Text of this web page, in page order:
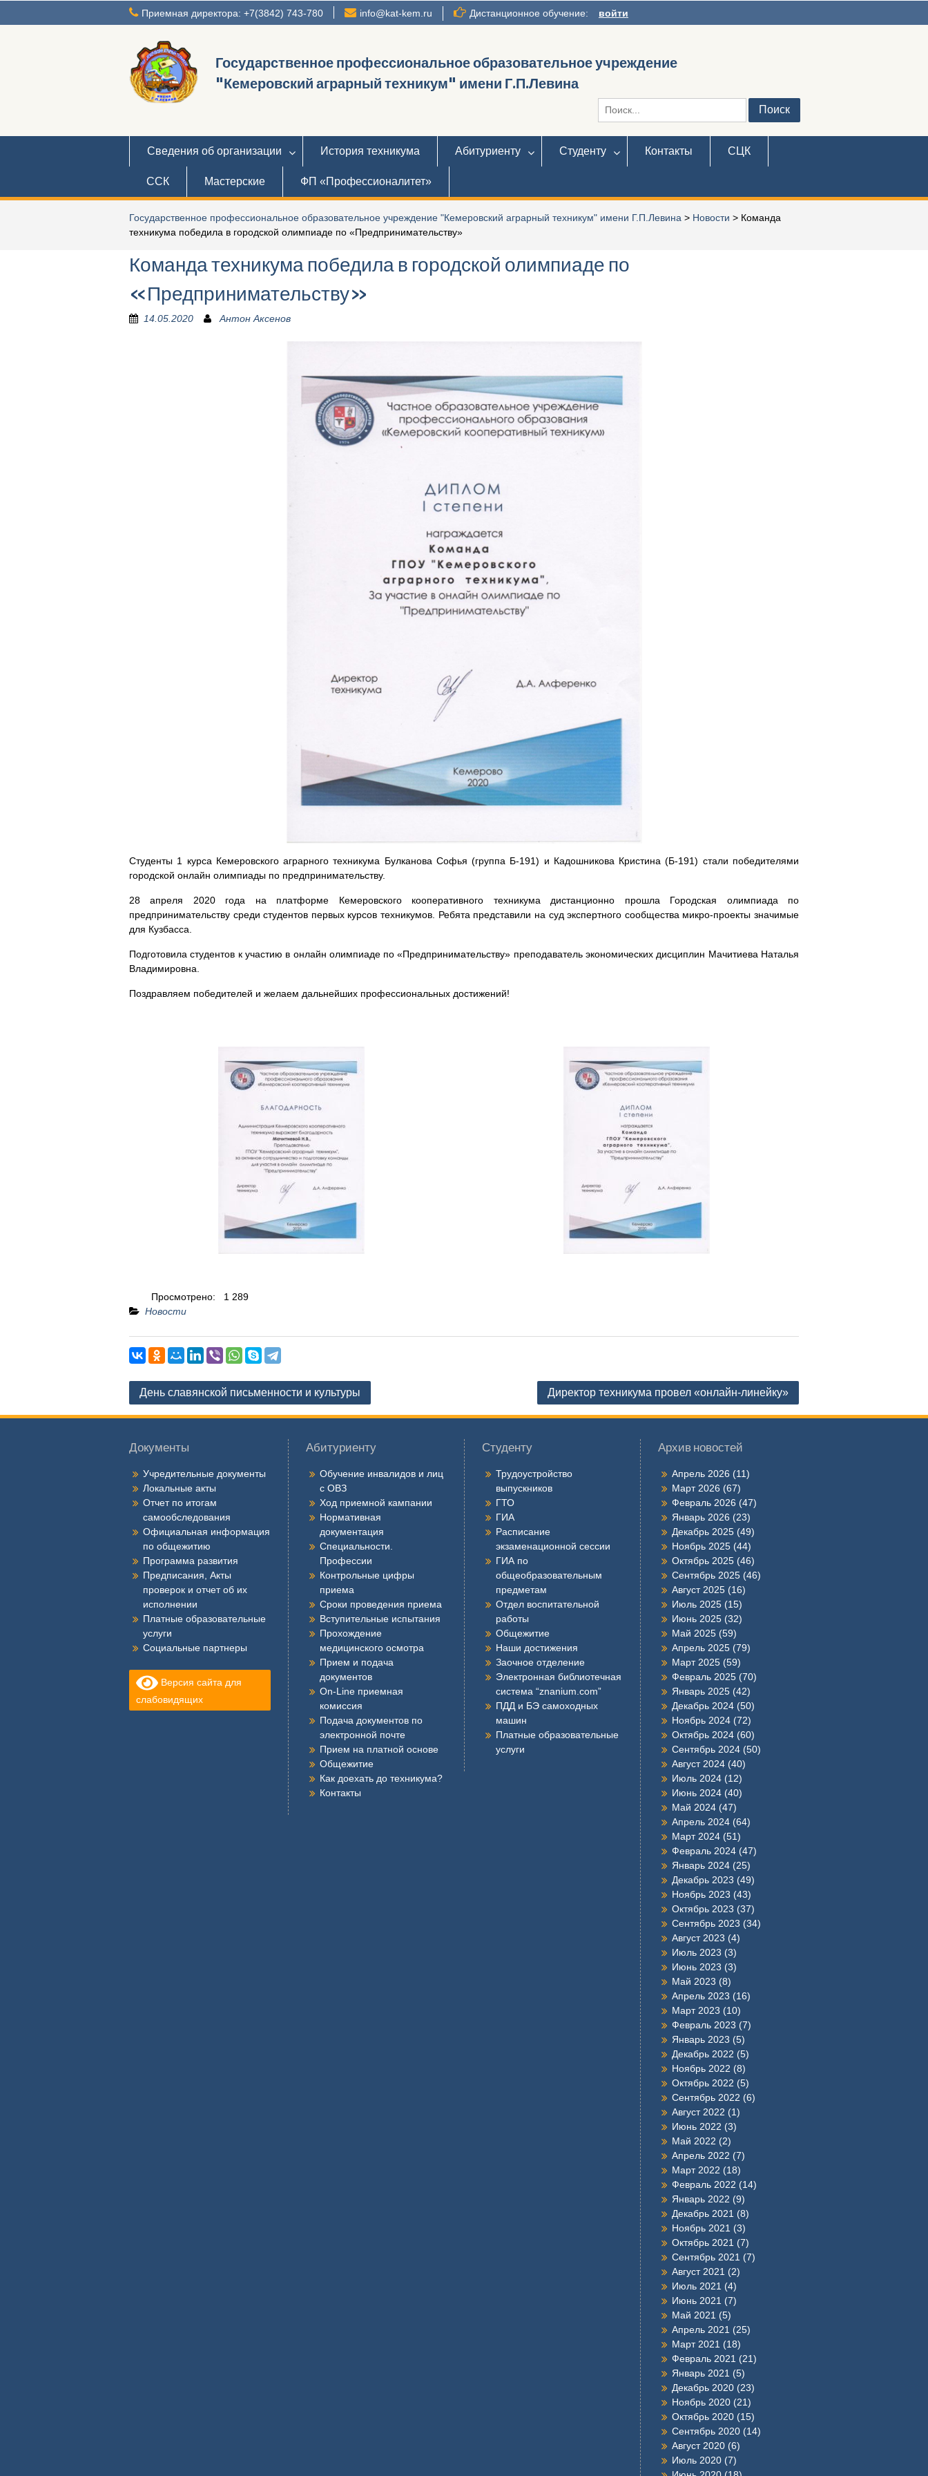
Приемная директора: +7(3842) 743-780 info@kat-kem.ru Дистанционное обучение: войти
Государственное профессиональное образовательное учреждение
"Кемеровский аграрный техникум" имени Г.П.Левина
Искать:
Сведения об организации История техникума Абитуриенту Студенту Контакты СЦК
ССК Мастерские ФП «Профессионалитет»
Государственное профессиональное образовательное учреждение "Кемеровский аграрный техникум" имени Г.П.Левина > Новости > Команда
техникума победила в городской олимпиаде по «Предпринимательству»
Команда техникума победила в городской олимпиаде по
«Предпринимательству»
14.05.2020 Антон Аксенов
Студенты 1 курса Кемеровского аграрного техникума Булканова Софья (группа Б-191) и Кадошникова Кристина (Б-191) стали победителями
городской онлайн олимпиады по предпринимательству.
28 апреля 2020 года на платформе Кемеровского кооперативного техникума дистанционно прошла Городская олимпиада по
предпринимательству среди студентов первых курсов техникумов. Ребята представили на суд экспертного сообщества микро-проекты значимые
для Кузбасса.
Подготовила студентов к участию в онлайн олимпиаде по «Предпринимательству» преподаватель экономических дисциплин Мачитиева Наталья
Владимировна.
Поздравляем победителей и желаем дальнейших профессиональных достижений!
Просмотрено:
1 289
Новости
Навигация
по
День славянской письменности и культуры Директор техникума провел «онлайн-линейку»
Документы
Учредительные документы
Локальные акты
Отчет по итогам
самообследования
Официальная информация
по общежитию
Программа развития
Предписания, Акты
проверок и отчет об их
исполнении
Платные образовательные
услуги
Социальные партнеры
Версия сайта для
слабовидящих
Абитуриенту
Обучение инвалидов и лиц
с ОВЗ
Ход приемной кампании
Нормативная
документация
Специальности.
Профессии
Контрольные цифры
приема
Сроки проведения приема
Вступительные испытания
Прохождение
медицинского осмотра
Прием и подача
документов
On-Line приемная
комиссия
Подача документов по
электронной почте
Прием на платной основе
Общежитие
Как доехать до техникума?
Контакты
Студенту
Трудоустройство
выпускников
ГТО
ГИА
Расписание
экзаменационной сессии
ГИА по
общеобразовательным
предметам
Отдел воспитательной
работы
Общежитие
Наши достижения
Заочное отделение
Электронная библиотечная
система “znanium.com”
ПДД и БЭ самоходных
машин
Платные образовательные
услуги
Архив новостей
Апрель 2026 (11)
Март 2026 (67)
Февраль 2026 (47)
Январь 2026 (23)
Декабрь 2025 (49)
Ноябрь 2025 (44)
Октябрь 2025 (46)
Сентябрь 2025 (46)
Август 2025 (16)
Июль 2025 (15)
Июнь 2025 (32)
Май 2025 (59)
Апрель 2025 (79)
Март 2025 (59)
Февраль 2025 (70)
Январь 2025 (42)
Декабрь 2024 (50)
Ноябрь 2024 (72)
Октябрь 2024 (60)
Сентябрь 2024 (50)
Август 2024 (40)
Июль 2024 (12)
Июнь 2024 (40)
Май 2024 (47)
Апрель 2024 (64)
Март 2024 (51)
Февраль 2024 (47)
Январь 2024 (25)
Декабрь 2023 (49)
Ноябрь 2023 (43)
Октябрь 2023 (37)
Сентябрь 2023 (34)
Август 2023 (4)
Июль 2023 (3)
Июнь 2023 (3)
Май 2023 (8)
Апрель 2023 (16)
Март 2023 (10)
Февраль 2023 (7)
Январь 2023 (5)
Декабрь 2022 (5)
Ноябрь 2022 (8)
Октябрь 2022 (5)
Сентябрь 2022 (6)
Август 2022 (1)
Июнь 2022 (3)
Май 2022 (2)
Апрель 2022 (7)
Март 2022 (18)
Февраль 2022 (14)
Январь 2022 (9)
Декабрь 2021 (8)
Ноябрь 2021 (3)
Октябрь 2021 (7)
Сентябрь 2021 (7)
Август 2021 (2)
Июль 2021 (4)
Июнь 2021 (7)
Май 2021 (5)
Апрель 2021 (25)
Март 2021 (18)
Февраль 2021 (21)
Январь 2021 (5)
Декабрь 2020 (23)
Ноябрь 2020 (21)
Октябрь 2020 (15)
Сентябрь 2020 (14)
Август 2020 (6)
Июль 2020 (7)